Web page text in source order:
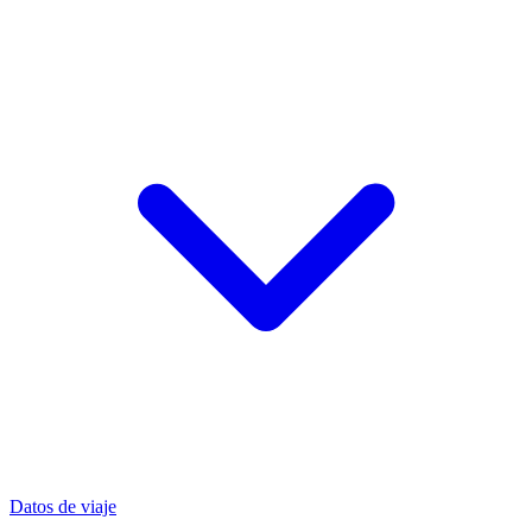
Datos de viaje